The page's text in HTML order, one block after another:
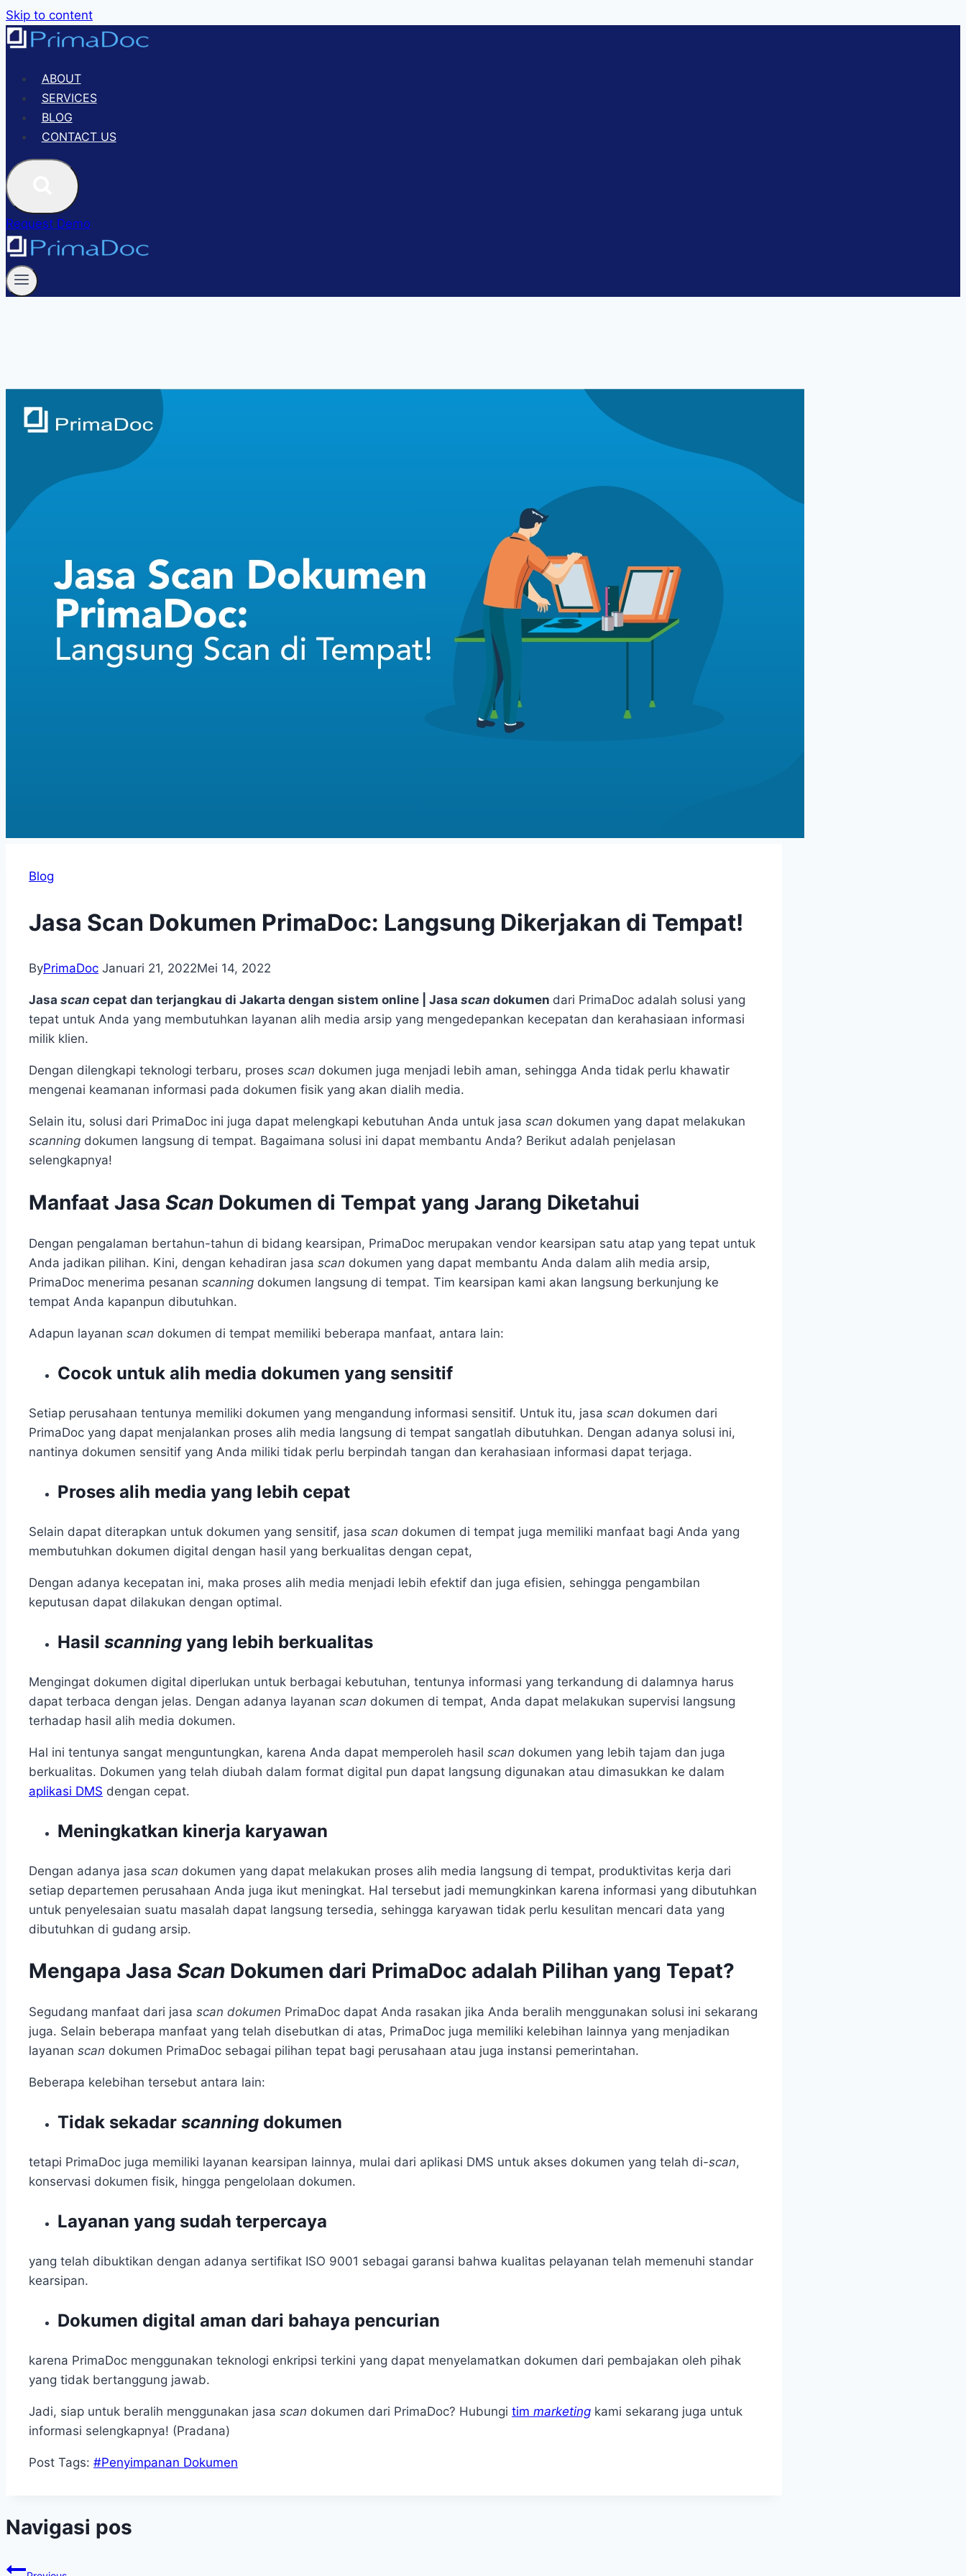
Skip to content
ABOUT
SERVICES
BLOG
CONTACT US
Request Demo
Blog
Jasa Scan Dokumen PrimaDoc: Langsung Dikerjakan di Tempat!
ByPrimaDoc Januari 21, 2022Mei 14, 2022
Jasa scan cepat dan terjangkau di Jakarta dengan sistem online | Jasa scan dokumen dari PrimaDoc adalah solusi yang
tepat untuk Anda yang membutuhkan layanan alih media arsip yang mengedepankan kecepatan dan kerahasiaan informasi
milik klien.
Dengan dilengkapi teknologi terbaru, proses scan dokumen juga menjadi lebih aman, sehingga Anda tidak perlu khawatir
mengenai keamanan informasi pada dokumen fisik yang akan dialih media.
Selain itu, solusi dari PrimaDoc ini juga dapat melengkapi kebutuhan Anda untuk jasa scan dokumen yang dapat melakukan
scanning dokumen langsung di tempat. Bagaimana solusi ini dapat membantu Anda? Berikut adalah penjelasan
selengkapnya!
Manfaat Jasa Scan Dokumen di Tempat yang Jarang Diketahui
Dengan pengalaman bertahun-tahun di bidang kearsipan, PrimaDoc merupakan vendor kearsipan satu atap yang tepat untuk
Anda jadikan pilihan. Kini, dengan kehadiran jasa scan dokumen yang dapat membantu Anda dalam alih media arsip,
PrimaDoc menerima pesanan scanning dokumen langsung di tempat. Tim kearsipan kami akan langsung berkunjung ke
tempat Anda kapanpun dibutuhkan.
Adapun layanan scan dokumen di tempat memiliki beberapa manfaat, antara lain:
Cocok untuk alih media dokumen yang sensitif
Setiap perusahaan tentunya memiliki dokumen yang mengandung informasi sensitif. Untuk itu, jasa scan dokumen dari
PrimaDoc yang dapat menjalankan proses alih media langsung di tempat sangatlah dibutuhkan. Dengan adanya solusi ini,
nantinya dokumen sensitif yang Anda miliki tidak perlu berpindah tangan dan kerahasiaan informasi dapat terjaga.
Proses alih media yang lebih cepat
Selain dapat diterapkan untuk dokumen yang sensitif, jasa scan dokumen di tempat juga memiliki manfaat bagi Anda yang
membutuhkan dokumen digital dengan hasil yang berkualitas dengan cepat,
Dengan adanya kecepatan ini, maka proses alih media menjadi lebih efektif dan juga efisien, sehingga pengambilan
keputusan dapat dilakukan dengan optimal.
Hasil scanning yang lebih berkualitas
Mengingat dokumen digital diperlukan untuk berbagai kebutuhan, tentunya informasi yang terkandung di dalamnya harus
dapat terbaca dengan jelas. Dengan adanya layanan scan dokumen di tempat, Anda dapat melakukan supervisi langsung
terhadap hasil alih media dokumen.
Hal ini tentunya sangat menguntungkan, karena Anda dapat memperoleh hasil scan dokumen yang lebih tajam dan juga
berkualitas. Dokumen yang telah diubah dalam format digital pun dapat langsung digunakan atau dimasukkan ke dalam
aplikasi DMS dengan cepat.
Meningkatkan kinerja karyawan
Dengan adanya jasa scan dokumen yang dapat melakukan proses alih media langsung di tempat, produktivitas kerja dari
setiap departemen perusahaan Anda juga ikut meningkat. Hal tersebut jadi memungkinkan karena informasi yang dibutuhkan
untuk penyelesaian suatu masalah dapat langsung tersedia, sehingga karyawan tidak perlu kesulitan mencari data yang
dibutuhkan di gudang arsip.
Mengapa Jasa Scan Dokumen dari PrimaDoc adalah Pilihan yang Tepat?
Segudang manfaat dari jasa scan dokumen PrimaDoc dapat Anda rasakan jika Anda beralih menggunakan solusi ini sekarang
juga. Selain beberapa manfaat yang telah disebutkan di atas, PrimaDoc juga memiliki kelebihan lainnya yang menjadikan
layanan scan dokumen PrimaDoc sebagai pilihan tepat bagi perusahaan atau juga instansi pemerintahan.
Beberapa kelebihan tersebut antara lain:
Tidak sekadar scanning dokumen
tetapi PrimaDoc juga memiliki layanan kearsipan lainnya, mulai dari aplikasi DMS untuk akses dokumen yang telah di-scan,
konservasi dokumen fisik, hingga pengelolaan dokumen.
Layanan yang sudah terpercaya
yang telah dibuktikan dengan adanya sertifikat ISO 9001 sebagai garansi bahwa kualitas pelayanan telah memenuhi standar
kearsipan.
Dokumen digital aman dari bahaya pencurian
karena PrimaDoc menggunakan teknologi enkripsi terkini yang dapat menyelamatkan dokumen dari pembajakan oleh pihak
yang tidak bertanggung jawab.
Jadi, siap untuk beralih menggunakan jasa scan dokumen dari PrimaDoc? Hubungi tim marketing kami sekarang juga untuk
informasi selengkapnya! (Pradana)
Post Tags: #Penyimpanan Dokumen
Navigasi pos